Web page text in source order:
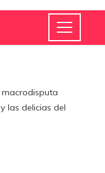
las delicias del